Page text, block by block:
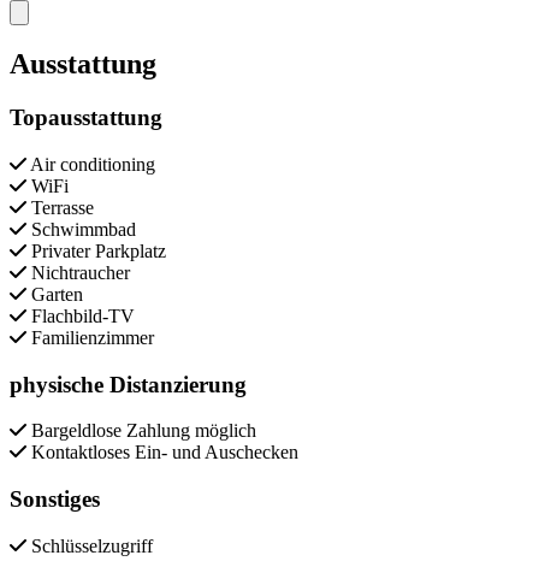
Close modal
Ausstattung
Topausstattung
Air conditioning
WiFi
Terrasse
Schwimmbad
Privater Parkplatz
Nichtraucher
Garten
Flachbild-TV
Familienzimmer
physische Distanzierung
Bargeldlose Zahlung möglich
Kontaktloses Ein- und Auschecken
Sonstiges
Schlüsselzugriff